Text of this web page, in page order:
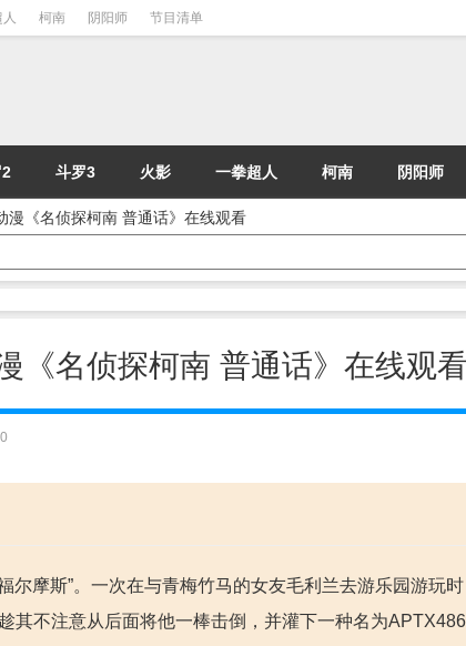
柯南 阴阳师 节目清单
斗罗3 火影 一拳超人 柯南 阴阳师
《名侦探柯南 普通话》在线观看
《名侦探柯南 普通话》在线观看
0
尔摩斯”。一次在与青梅竹马的女友毛利兰去游乐园游玩
其不注意从后面将他一棒击倒，并灌下一种名为